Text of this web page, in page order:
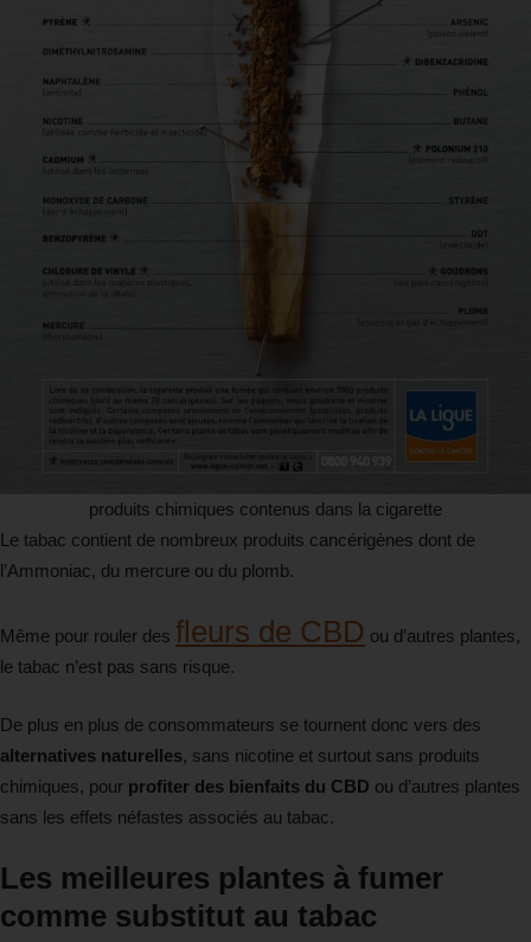
produits chimiques contenus dans la cigarette
Le tabac contient de nombreux produits cancérigènes dont de
l’Ammoniac, du mercure ou du plomb.
Même pour rouler des fleurs de CBD ou d’autres plantes,
le tabac n’est pas sans risque.
De plus en plus de consommateurs se tournent donc vers des
alternatives naturelles, sans nicotine et surtout sans produits
chimiques, pour profiter des bienfaits du CBD ou d’autres plantes
sans les effets néfastes associés au tabac.
Les meilleures plantes à fumer
comme substitut au tabac